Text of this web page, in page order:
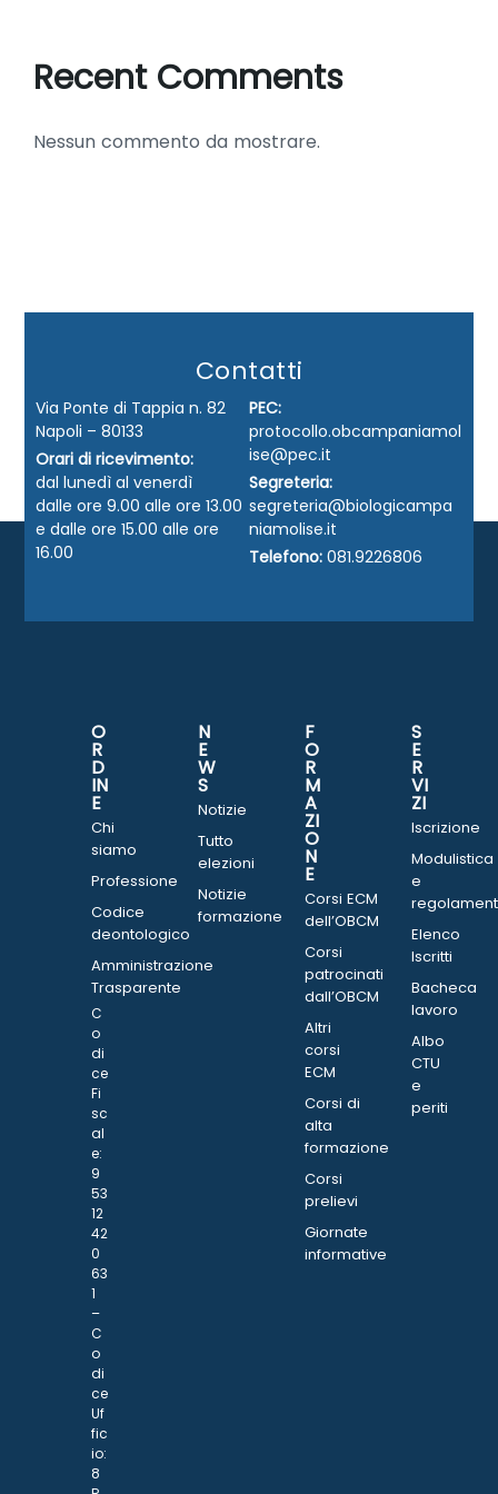
Recent Comments
Nessun commento da mostrare.
Contatti
Via Ponte di Tappia n. 82
Napoli – 80133
Orari di ricevimento:
dal lunedì al venerdì
dalle ore 9.00 alle ore 13.00
e dalle ore 15.00 alle ore
16.00
PEC:
protocollo.obcampaniamol
ise@pec.it
Segreteria:
segreteria@biologicampa
niamolise.it
Telefono: 081.9226806
O
R
D
IN
E
Chi
siamo
Professione
Codice
deontologico
Amministrazione
Trasparente
C
o
di
ce
Fi
sc
al
e:
9
53
12
42
0
63
1
–
C
o
di
ce
Uf
fic
io:
8
N
E
W
S
Notizie
Tutto
elezioni
Notizie
formazione
F
O
R
M
A
ZI
O
N
E
Corsi ECM
dell’OBCM
Corsi
patrocinati
dall’OBCM
Altri
corsi
ECM
Corsi di
alta
formazione
Corsi
prelievi
Giornate
informative
S
E
R
VI
ZI
Iscrizione
Modulistica
e
Elenco
Iscritti
Bacheca
lavoro
Albo
CTU
e
periti